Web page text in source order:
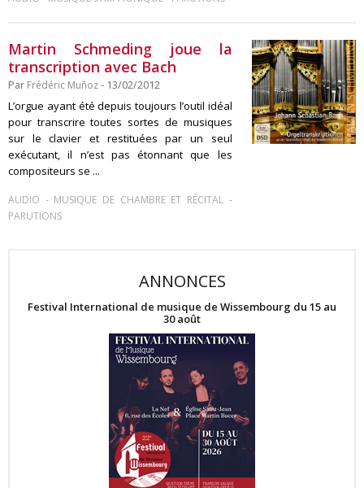
Martin Schmeding joue la
transcription avec Bach
Par Frédéric Muñoz- 13/02/2012
L’orgue ayant été depuis toujours l’outil idéal
pour transcrire toutes sortes de musiques
sur le clavier et restituées par un seul
exécutant, il n’est pas étonnant que les
compositeurs se ...
AUDIO - MUSIQUE DE CHAMBRE ET RÉCITAL-
PARUTIONS
ANNONCES
Festival International de musique de Wissembourg du 15 au
30 août